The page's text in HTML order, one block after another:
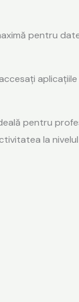
pentru
pentru
la